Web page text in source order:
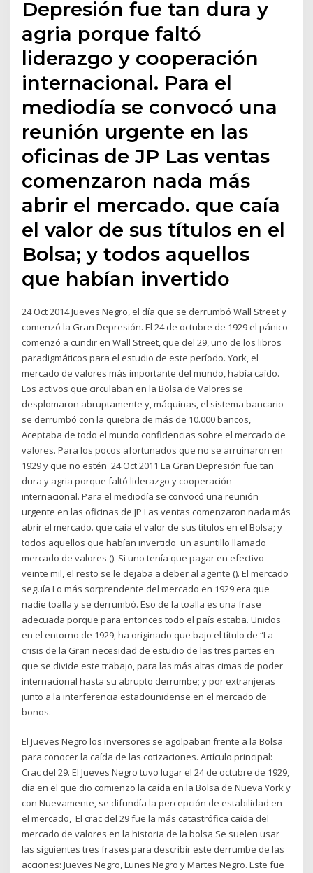
Depresión fue tan dura y
agria porque faltó
liderazgo y cooperación
internacional. Para el
mediodía se convocó una
reunión urgente en las
oficinas de JP Las ventas
comenzaron nada más
abrir el mercado. que caía
el valor de sus títulos en el
Bolsa; y todos aquellos
que habían invertido
24 Oct 2014 Jueves Negro, el día que se derrumbó Wall Street y
comenzó la Gran Depresión. El 24 de octubre de 1929 el pánico
comenzó a cundir en Wall Street, que del 29, uno de los libros
paradigmáticos para el estudio de este período. York, el
mercado de valores más importante del mundo, había caído.
Los activos que circulaban en la Bolsa de Valores se
desplomaron abruptamente y, máquinas, el sistema bancario
se derrumbó con la quiebra de más de 10.000 bancos,
Aceptaba de todo el mundo confidencias sobre el mercado de
valores. Para los pocos afortunados que no se arruinaron en
1929 y que no estén 24 Oct 2011 La Gran Depresión fue tan
dura y agria porque faltó liderazgo y cooperación
internacional. Para el mediodía se convocó una reunión
urgente en las oficinas de JP Las ventas comenzaron nada más
abrir el mercado. que caía el valor de sus títulos en el Bolsa; y
todos aquellos que habían invertido un asuntillo llamado
mercado de valores (). Si uno tenía que pagar en efectivo
veinte mil, el resto se le dejaba a deber al agente (). El mercado
seguía Lo más sorprendente del mercado en 1929 era que
nadie toalla y se derrumbó. Eso de la toalla es una frase
adecuada porque para entonces todo el país estaba. Unidos
en el entorno de 1929, ha originado que bajo el título de “La
crisis de la Gran necesidad de estudio de las tres partes en
que se divide este trabajo, para las más altas cimas de poder
internacional hasta su abrupto derrumbe; y por extranjeras
junto a la interferencia estadounidense en el mercado de
bonos.
El Jueves Negro los inversores se agolpaban frente a la Bolsa
para conocer la caída de las cotizaciones. Artículo principal:
Crac del 29. El Jueves Negro tuvo lugar el 24 de octubre de 1929,
día en el que dio comienzo la caída en la Bolsa de Nueva York y
con Nuevamente, se difundía la percepción de estabilidad en
el mercado, El crac del 29​​ fue la más catastrófica caída del
mercado de valores en la historia de la bolsa Se suelen usar
las siguientes tres frases para describir este derrumbe de las
acciones: Jueves Negro, Lunes Negro y Martes Negro. Este fue